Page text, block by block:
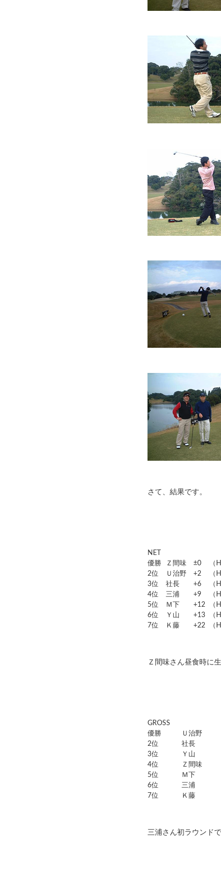
さて、結果です。
NET
優勝
Ｚ間味 ±0
（
2位
Ｕ治野 +2
（
3位
社長 +6
（
4位
三浦 +9
（
5位
Ｍ下 +12
（
6位
Ｙ山 +13
（
7位
Ｋ藤 +22 （
Ｚ間味さん昼食時に
GROSS
優勝
Ｕ治野
2位
社長
3位
Ｙ山
4位
Ｚ間味
5位
Ｍ下
6位
三浦
7位
Ｋ藤
三浦さん初ラウンド